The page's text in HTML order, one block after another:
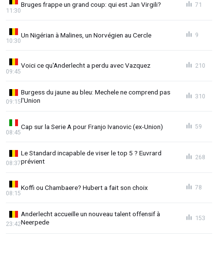
Bruges frappe un grand coup: qui est Jan Virgili?
11:30
71
Un Nigérian à Malines, un Norvégien au Cercle
10:30
9
Voici ce qu'Anderlecht a perdu avec Vazquez
09:45
210
Burgess du jaune au bleu: Mechele ne comprend pas
l'Union
09:15
310
Cap sur la Serie A pour Franjo Ivanovic (ex-Union)
08:45
59
Le Standard incapable de viser le top 5 ? Euvrard
prévient
08:37
268
Koffi ou Chambaere? Hubert a fait son choix
08:15
78
Anderlecht accueille un nouveau talent offensif à
Neerpede
23:42
153